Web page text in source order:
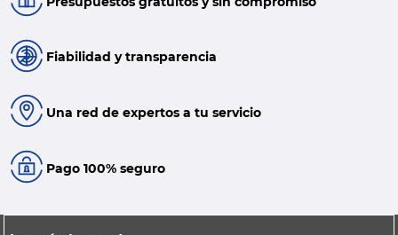
Fiabilidad y transparencia
Una red de expertos a tu servicio
Pago 100% seguro